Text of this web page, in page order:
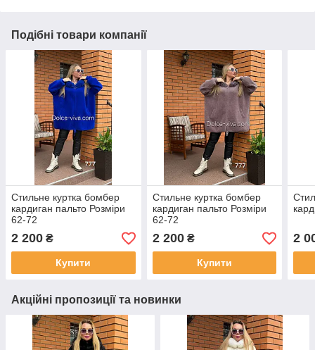
Подібні товари компанії
Стильне куртка бомбер
кардиган пальто Розміри
62-72
2 200 ₴
Купити
Стильне куртка бомбер
кардиган пальто Розміри
62-72
2 200₴
Купити
2
Акційні пропозиції та новинки